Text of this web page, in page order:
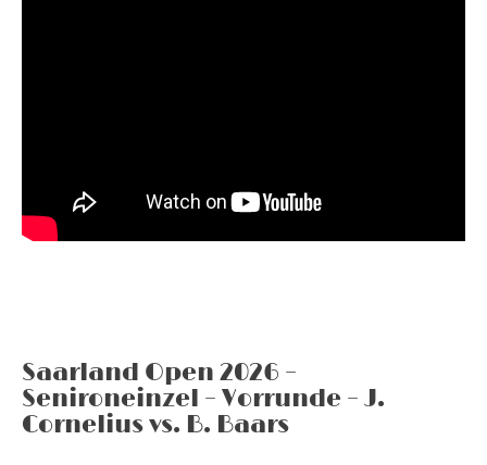
Saarland Open 2026 –
Senironeinzel – Vorrunde – J.
Cornelius vs. B. Baars